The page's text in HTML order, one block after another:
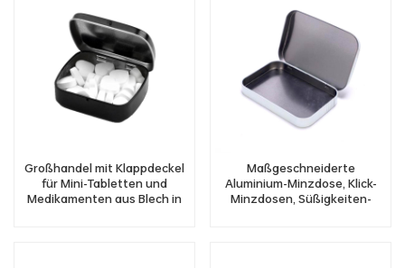
Großhandel mit Klappdeckel
für Mini-Tabletten und
Medikamenten aus Blech in
Maßgeschneiderte
Aluminium-Minzdose, Klick-
Minzdosen, Süßigkeiten-